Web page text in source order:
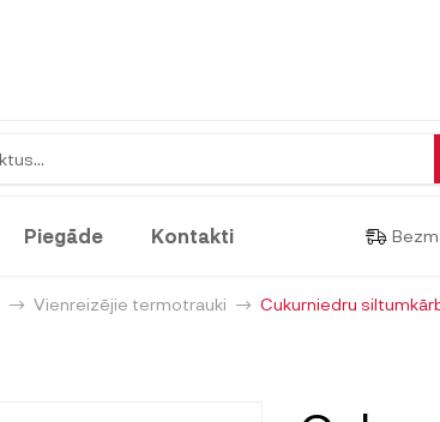
Piegāde Kontakti
Vienreizējie termotrauki Cukurniedru